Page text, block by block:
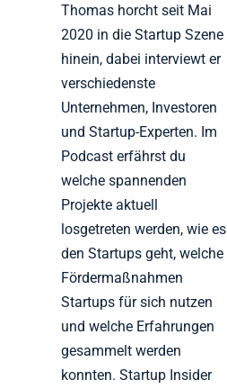
Thomas horcht seit Mai
2020 in die Startup Szene
hinein, dabei interviewt er
verschiedenste
Unternehmen, Investoren
und Startup-Experten. Im
Podcast erfährst du
welche spannenden
Projekte aktuell
losgetreten werden, wie es
den Startups geht, welche
Fördermaßnahmen
Startups für sich nutzen
und welche Erfahrungen
gesammelt werden
konnten. Startup Insider